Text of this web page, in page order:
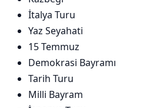
İtalya Turu
Yaz Seyahati
15 Temmuz
Demokrasi Bayramı
Tarih Turu
Milli Bayram